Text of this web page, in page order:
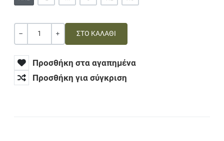
Ποσότητα
Προσθήκη στα αγαπημένα
Προσθήκη για σύγκριση